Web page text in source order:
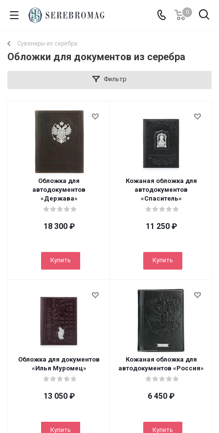
0
Сувениры из серебра
Обложки для документов из серебра
Фильтр
Обложка для
автодокументов
«Держава»
18 300₽
Купить
Кожаная обложка для
автодокументов
«Спаситель»
11 250₽
Купить
Обложка для документов
«Илья Муромец»
13 050₽
Купить
Кожаная обложка для
автодокументов «Россия»
6 450 ₽
Купить